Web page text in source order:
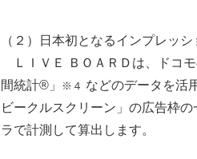
（２）日本初となるインプレッ
ＬＩＶＥ ＢＯＡＲＤは、ドコ
間統計®」
※４ などのデータを活
ビークルスクリーン」の広告枠
ラで計測して算出します。